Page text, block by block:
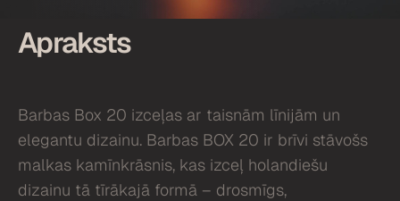
Apraksts
Barbas Box 20 izceļas ar taisnām līnijām un
elegantu dizainu. Barbas BOX 20 ir brīvi stāvošs
malkas kamīnkrāsnis, kas izceļ holandiešu
dizainu tā tīrākajā formā – drosmīgs,